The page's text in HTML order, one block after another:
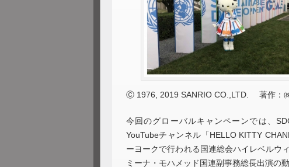
Ⓒ 1976, 2019 SANRIO CO.,LTD. 著作：
今回のグローバルキャンペーンでは、
YouTubeチャンネル「HELLO KITTY
ーヨークで行われる国連総会ハイレベルウ
ミーナ・モハメッド国連副事務総長出演の